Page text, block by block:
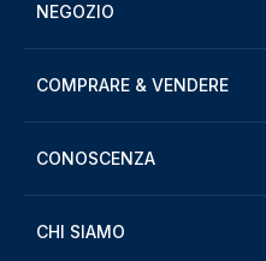
NEGOZIO
COMPRARE & VENDERE
CONOSCENZA
CHI SIAMO